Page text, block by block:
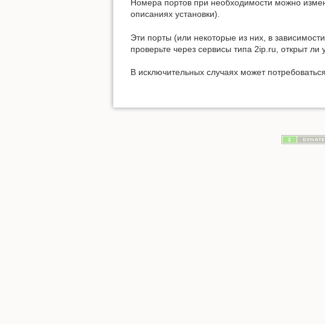
Номера портов при необходимости можно
описаниях установки).
Эти порты (или некоторые из них, в
проверьте через сервисы типа 2ip.ru, открыт
В исключительных случаях может